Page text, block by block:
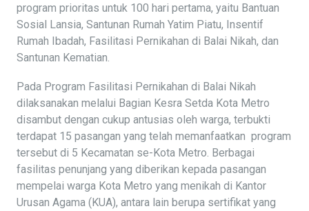
program prioritas untuk 100 hari pertama, yaitu Bantuan
Sosial Lansia, Santunan Rumah Yatim Piatu, Insentif
Rumah Ibadah, Fasilitasi Pernikahan di Balai Nikah, dan
Santunan Kematian.
Pada Program Fasilitasi Pernikahan di Balai Nikah
dilaksanakan melalui Bagian Kesra Setda Kota Metro
disambut dengan cukup antusias oleh warga, terbukti
terdapat 15 pasangan yang telah memanfaatkan program
tersebut di 5 Kecamatan se-Kota Metro. Berbagai
fasilitas penunjang yang diberikan kepada pasangan
mempelai warga Kota Metro yang menikah di Kantor
Urusan Agama (KUA), antara lain berupa sertifikat yang